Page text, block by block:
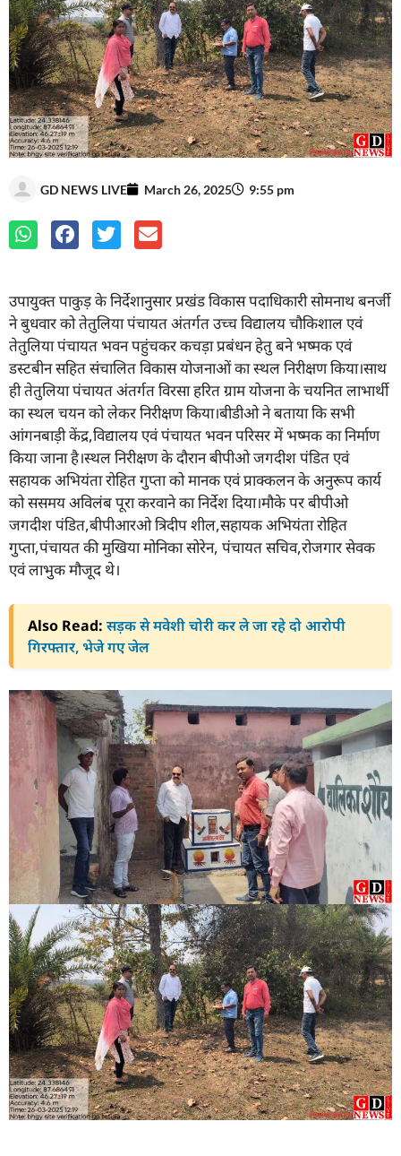
GD NEWS LIVE March 26, 2025 9:55 pm
उपायुक्त पाकुड़ के निर्देशानुसार प्रखंड विकास पदाधिकारी सोमनाथ बनर्जी
ने बुधवार को तेतुलिया पंचायत अंतर्गत उच्च विद्यालय चौकिशाल एवं
तेतुलिया पंचायत भवन पहुंचकर कचड़ा प्रबंधन हेतु बने भष्मक एवं
डस्टबीन सहित संचालित विकास योजनाओं का स्थल निरीक्षण किया।साथ
ही तेतुलिया पंचायत अंतर्गत विरसा हरित ग्राम योजना के चयनित लाभार्थी
का स्थल चयन को लेकर निरीक्षण किया।बीडीओ ने बताया कि सभी
आंगनबाड़ी केंद्र,विद्यालय एवं पंचायत भवन परिसर में भष्मक का निर्माण
किया जाना है।स्थल निरीक्षण के दौरान बीपीओ जगदीश पंडित एवं
सहायक अभियंता रोहित गुप्ता को मानक एवं प्राक्कलन के अनुरूप कार्य
को ससमय अविलंब पूरा करवाने का निर्देश दिया।मौके पर बीपीओ
जगदीश पंडित,बीपीआरओ त्रिदीप शील,सहायक अभियंता रोहित
गुप्ता,पंचायत की मुखिया मोनिका सोरेन, पंचायत सचिव,रोजगार सेवक
एवं लाभुक मौजूद थे।
Also Read: सड़क से मवेशी चोरी कर ले जा रहे दो आरोपी
गिरफ्तार, भेजे गए जेल